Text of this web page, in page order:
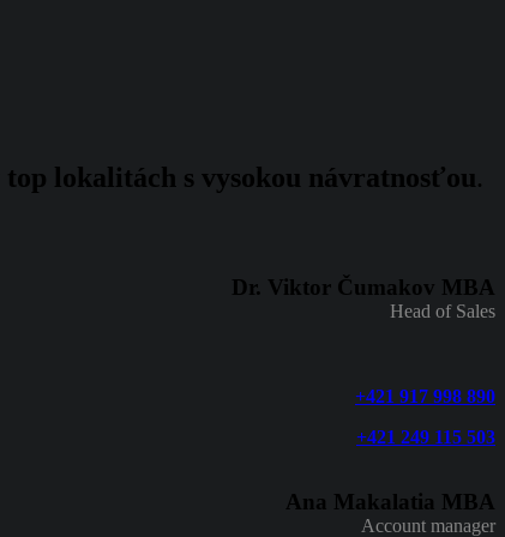
top lokalitách s vysokou návratnosťou.
Dr. Viktor Čumakov MBA
Head of Sales
+421 917 998 890
+421 249 115 503
Ana Makalatia MBA
Account manager